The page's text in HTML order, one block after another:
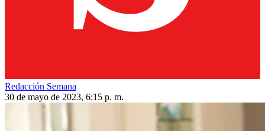
Redacción Semana
30 de mayo de 2023, 6:15 p. m.